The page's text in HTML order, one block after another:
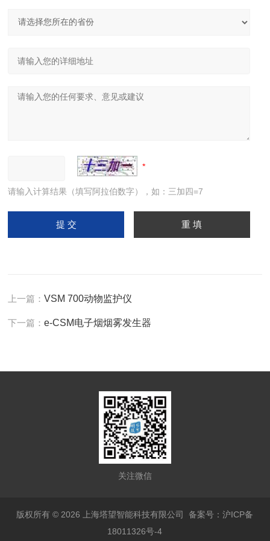
请输入计算结果（填写阿拉伯数字），如：三加四=7
上一篇：VSM 700动物监护仪
下一篇：e-CSM电子烟烟雾发生器
关注微信
版权所有 © 2026 上海塔望智能科技有限公司备案号：沪ICP备
18011326号-4